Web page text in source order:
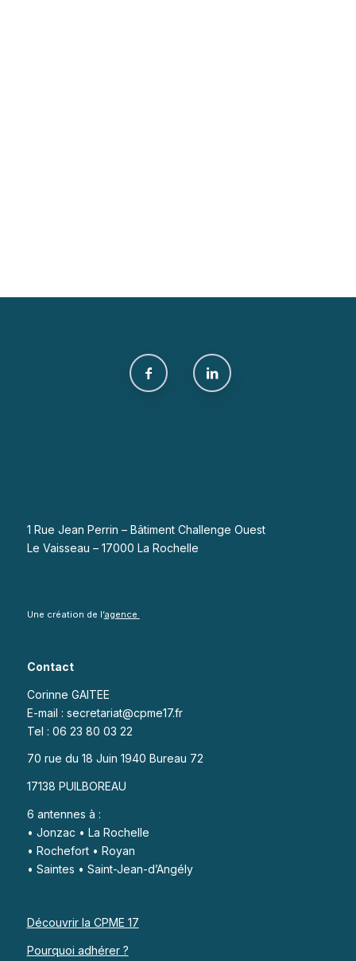
1 Rue Jean Perrin – Bâtiment Challenge Ouest
Le Vaisseau – 17000 La Rochelle
Une création de l’agence
Contact
Corinne GAITEE
E-mail : secretariat@cpme17.fr
Tel : 06 23 80 03 22
70 rue du 18 Juin 1940 Bureau 72
17138 PUILBOREAU
6 antennes à :
• Jonzac • La Rochelle
• Rochefort • Royan
• Saintes • Saint-Jean-d’Angély
Découvrir la CPME 17
Pourquoi adhérer ?